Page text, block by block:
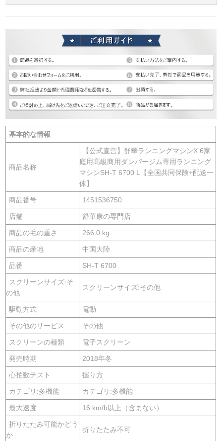
基本的な情報
商品名称
【公式直営】舒華ランニングマシンX 6家
庭用高級商用ダンパージム専用ランニング
マシンSH-T 6700 L【全国共同保険+配送一
体】
商品番号 1451536750
店舗 舒華康の専門店
商品の毛の重さ 266.0 kg
商品の産地 中国大陸
品番 SH-T 6700
スクリーンサイズ:そ
の他
スクリーンサイズ:その他
駆動方式 電動
その他のサービス その他
スクリーンの種類 電子スクリーン
発売時期 2018年冬
心拍数テスト 握り方
カテゴリ:多機能 カテゴリ:多機能
最大速度 16 km/h以上（含まない）
折りたたみ可能かどう
か
折りたたみ不可